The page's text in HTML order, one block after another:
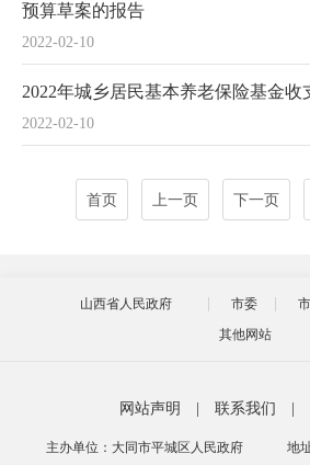
2022-02-10
预算草案的报告
2022-02-10
2022年城乡居民基本养老保险基金收
首页 上一页 下一页
山西省人民政府 市委
其他网站
网站声明 联系我们
主办单位：大同市平城区人民政府 地